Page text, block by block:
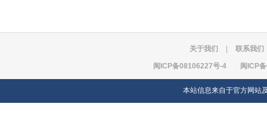
关于我们 联系我们
闽ICP备08106227号-4 闽ICP
本站信息来自于官方网站